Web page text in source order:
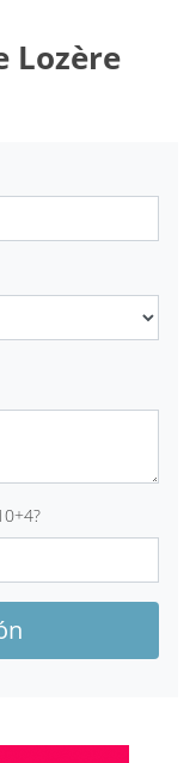
Lozère